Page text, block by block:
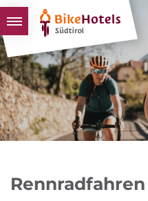
BIKEHOTELS
HOTELS &
TOUREN &
SÜDTIROL & WIR